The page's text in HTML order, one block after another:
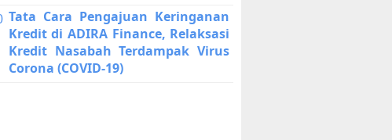
Tata Cara Pengajuan Keringanan
Kredit di ADIRA Finance, Relaksasi
Kredit Nasabah Terdampak Virus
Corona (COVID-19)